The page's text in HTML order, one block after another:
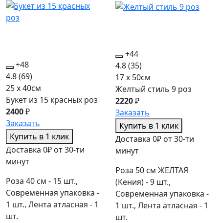
+48
4.8(69)
25 x 40см
Букет из 15 красных роз
2400₽
Заказать
Купить в 1 клик
Доставка 0₽ от 30-ти
минут
Роза 40 см - 15 шт.,
Современная упаковка -
1 шт., Лента атласная - 1
шт.
+44
4.8(35)
17 x 50см
Желтый стиль 9 роз
2220₽
Заказать
Купить в 1 клик
Доставка 0₽ от 30-ти
минут
Роза 50 см ЖЕЛТАЯ
(Кения) - 9 шт.,
Современная упаковка -
1 шт., Лента атласная - 1
шт.